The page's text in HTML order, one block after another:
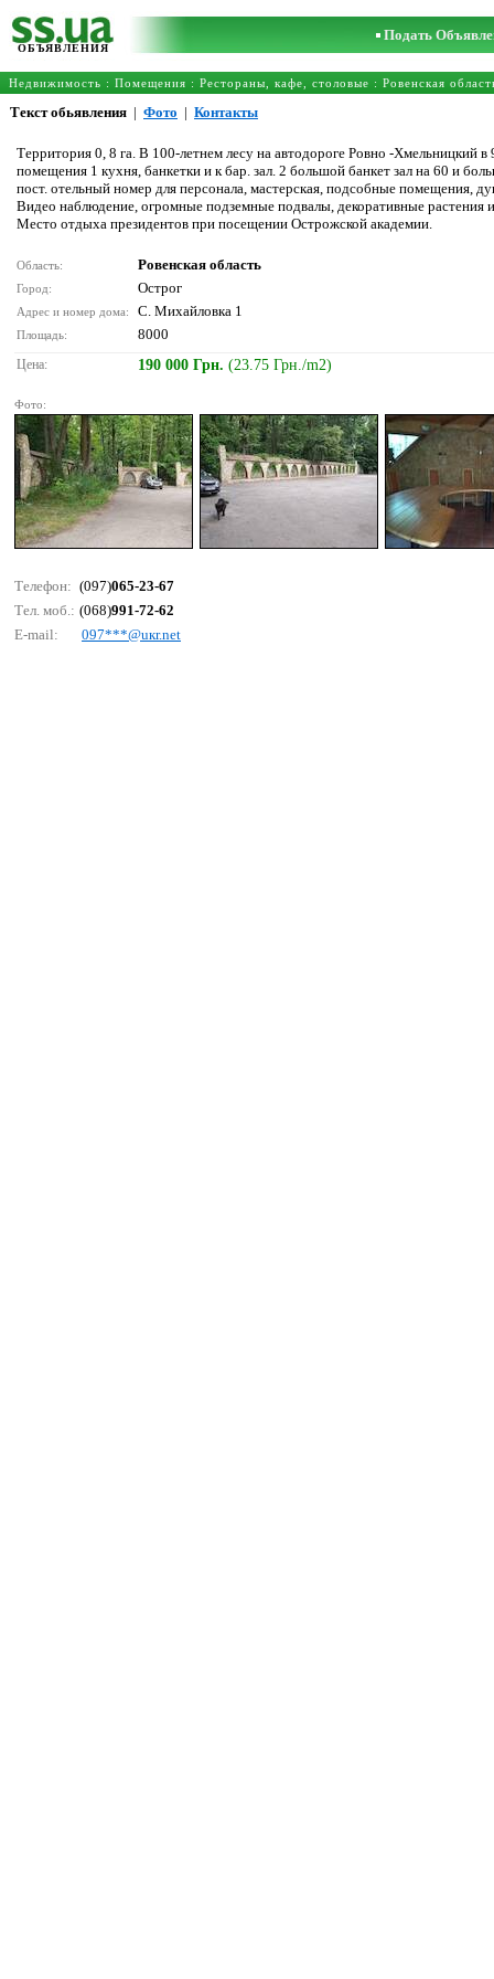
ОБЪЯВЛЕНИЯ
Подать
Недвижимость : Помещения : Рестораны, кафе, столовые : Ровенская
Текст обьявления | Фото | Контакты
Территория 0, 8 га. В 100-летнем лесу на автодороге Ровно -Хмельницкий
помещения 1 кухня, банкетки и к бар. зал. 2 большой банкет зал на 60 и
пост. отельный номер для персонала, мастерская, подсобные помещения,
Видео наблюдение, огромные подземные подвалы, декоративные растения
Место отдыха президентов при посещении Острожской академии.
Область: Ровенская область
Город: Острог
Адрес и номер дома: С. Михайловка 1
Площадь: 8000
Цена: 190 000 Грн. (23.75 Грн./m2)
Фото:
Телефон: (097)065-23-67
Тел. моб.: (068)991-72-62
E-mail:
097***@uкr.nеt